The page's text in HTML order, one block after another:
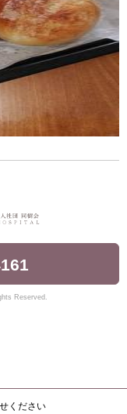
Reserved.
ください